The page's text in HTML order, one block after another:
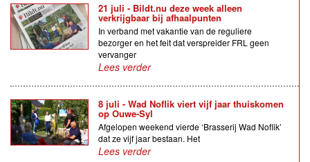
21 juli - Bildt.nu deze week alleen
verkrijgbaar bij afhaalpunten
In verband met vakantie van de reguliere
bezorger en het feit dat verspreider FRL geen
vervanger
Lees verder
8 juli - Wad Noflik viert vijf jaar thuiskomen
op Ouwe-Syl
Afgelopen weekend vierde ‘Brasserij Wad Noflik’
dat ze vijf jaar bestaan. Het
Lees verder